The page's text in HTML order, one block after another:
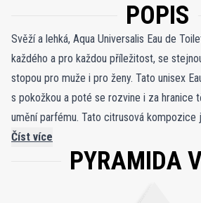
POPIS
Svěží a lehká, Aqua Universalis Eau de
každého a pro každou příležitost, se
stopou pro muže i pro ženy. Tato unisex
s pokožkou a poté se rozvine i za hranice
umění parfému. Tato citrusová kompozice
kalábrijského bergamotu, sicilského citronu,
nenápadný nádech lehkého, pižmového
Číst více
PYRAMIDA